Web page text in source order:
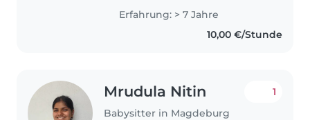
sehr gern mit Kindern in den
unterschiedlichen
Altersgruppen, ich bin
Erfahrung: > 7 Jahre
10,00 €/Stunde
Mrudula Nitin
Babysitter in Magdeburg
1